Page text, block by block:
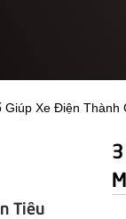
Giúp Xe Điện
Tiêu